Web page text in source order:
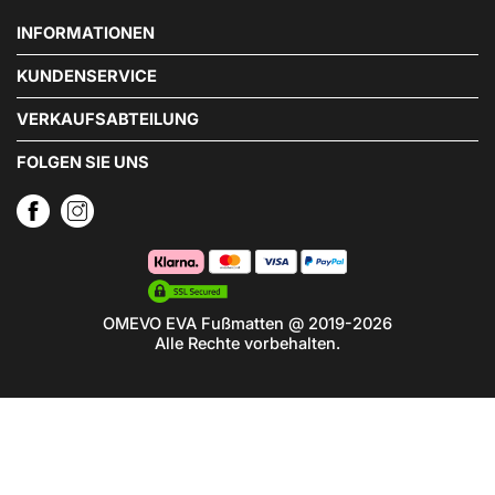
INFORMATIONEN
KUNDENSERVICE
VERKAUFSABTEILUNG
FOLGEN SIE UNS
OMEVO EVA Fußmatten @ 2019-2026
Alle Rechte vorbehalten.